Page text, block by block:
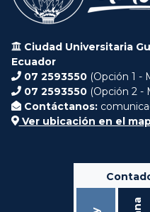
Ciudad Universitaria
Ecuador
07 2593550 (Opción 1 -
07 2593550 (Opción 2 -
Contáctanos:
Ver ubicación en el